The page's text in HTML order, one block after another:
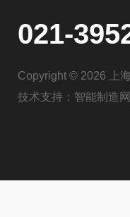
021-
Copyright © 2026 上
技术支持： 智能制造网